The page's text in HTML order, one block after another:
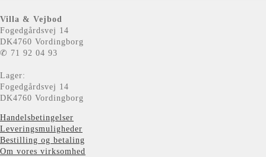
Villa & Vejbod
Fogedgårdsvej 14
DK4760 Vordingborg
✆ 71 92 04 93
Lager:
Fogedgårdsvej 14
DK4760 Vordingborg
Handelsbetingelser
Leveringsmuligheder
Bestilling og betaling
Om vores virksomhed